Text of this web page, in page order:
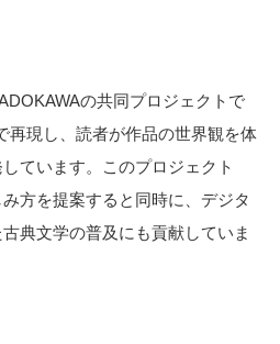
の共同プロジェクトで
再現し、読者が作品の世界観を体
ています。このプロジェクト
方を提案すると同時に、デジタ
典文学の普及にも貢献していま